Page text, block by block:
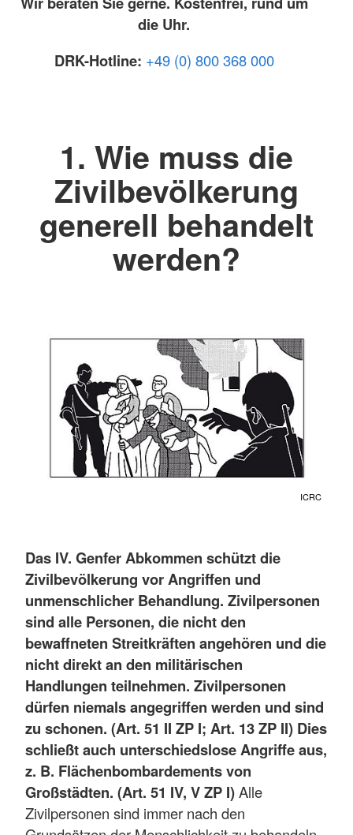
die Uhr.
DRK-Hotline: +49 (0) 800 368 000
1. Wie muss die
Zivilbevölkerung
generell behandelt
werden?
ICRC
Das IV. Genfer Abkommen schützt die
Zivilbevölkerung vor Angriffen und
unmenschlicher Behandlung. Zivilpersonen
sind alle Personen, die nicht den
bewaffneten Streitkräften angehören und die
nicht direkt an den militärischen
Handlungen teilnehmen. Zivilpersonen
dürfen niemals angegriffen werden und sind
zu schonen. (Art. 51 II ZP I; Art. 13 ZP II) Dies
schließt auch unterschiedslose Angriffe aus,
z. B. Flächenbombardements von
Großstädten. (Art. 51 IV, V ZP I)Alle
Zivilpersonen sind immer nach den